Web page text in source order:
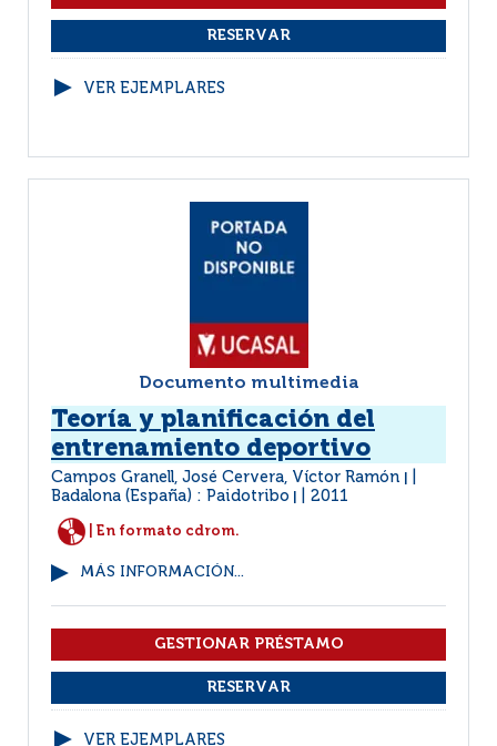
VER EJEMPLARES
Documento multimedia
Teoría y planificación del
entrenamiento deportivo
Campos Granell, José Cervera, Víctor Ramón
Badalona (España) : Paidotribo 2011
| En formato cdrom.
MÁS INFORMACIÓN...
VER EJEMPLARES